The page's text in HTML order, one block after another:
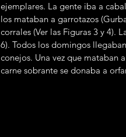
ejemplares. La gente iba a
los mataban a garrotazos
corrales (Ver las Figuras 3 y 4).
6). Todos los domingos
conejos. Una vez que mataban
carne sobrante se donaba a